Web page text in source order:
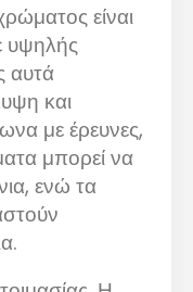
είναι
υψηλής
αυτά
και
με έρευνες,
μπορεί να
ενώ τα